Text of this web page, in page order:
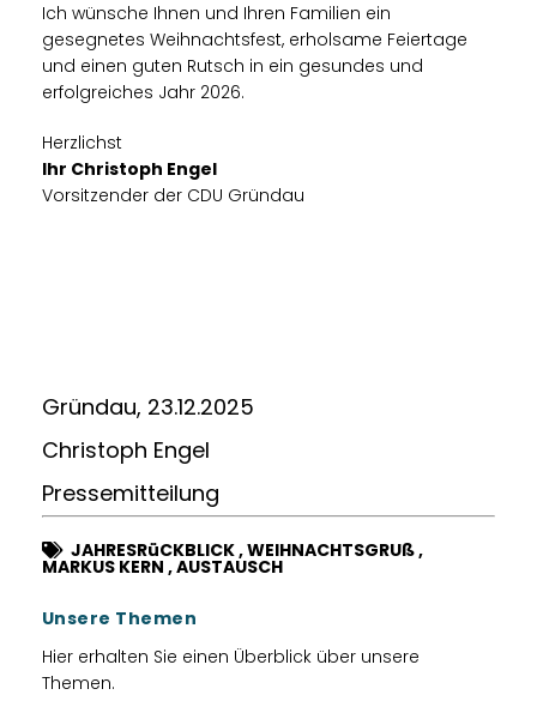
Ich wünsche Ihnen und Ihren Familien ein
gesegnetes Weihnachtsfest, erholsame Feiertage
und einen guten Rutsch in ein gesundes und
erfolgreiches Jahr 2026.
Herzlichst
Ihr Christoph Engel
Vorsitzender der CDU Gründau
Gründau, 23.12.2025
Christoph Engel
Pressemitteilung
JAHRESRüCKBLICK,WEIHNACHTSGRUß,
MARKUS KERN ,AUSTAUSCH
Unsere Themen
Hier erhalten Sie einen Überblick über unsere
Themen.